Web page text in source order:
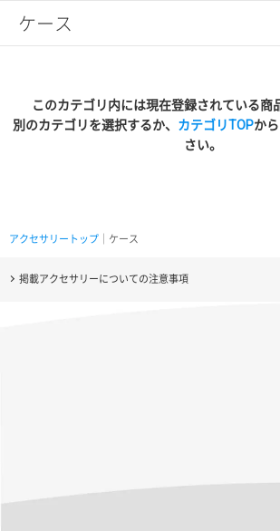
ケース
このカテゴリ内には現在登録されている商
別のカテゴリを選択するか、 カテゴリTOPか
さい。
アクセサリートップ ｜ケース
掲載アクセサリーについての注意事項